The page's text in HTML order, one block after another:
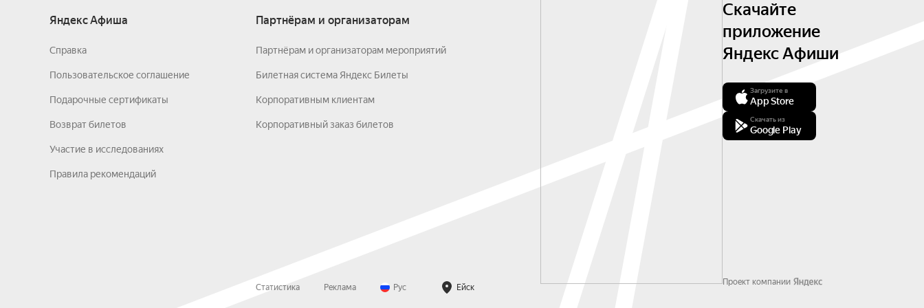
Яндекс Афиша
Справка
Пользовательское соглашение
Подарочные сертификаты
Возврат билетов
Участие в исследованиях
Правила рекомендаций
Партнёрам и организаторам
Партнёрам и организаторам мероприятий
Билетная система Яндекс Билеты
Корпоративным клиентам
Корпоративный заказ билетов
Статистика Реклама Рус Ейск
Скачайте
приложение
Яндекс Афиши
Загрузите в
App Store
Скачать из
Google Play
Проект компании